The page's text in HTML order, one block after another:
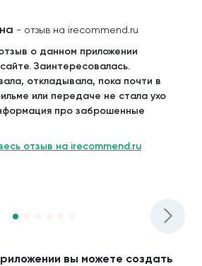
- отзыв на irecommend.ru
о данном приложении
Заинтересовалась.
откладывала, пока почти в
или передаче не стала ухо
про заброшенные
отзыв на irecommend.ru
вы можете создать